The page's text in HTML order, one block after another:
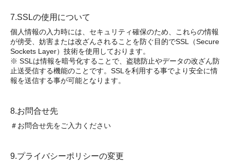
7.SSLの使用について
個人情報の入力時には、セキュリティ確保のため、これらの情報
が傍受、妨害または改ざんされることを防ぐ目的でSSL（Secure
Sockets Layer）技術を使用しております。
※ SSLは情報を暗号化することで、盗聴防止やデータの改ざん防
止送受信する機能のことです。SSLを利用する事でより安全に情
報を送信する事が可能となります。
8.お問合せ先
＃お問合せ先をご入力ください
9.プライバシーポリシーの変更